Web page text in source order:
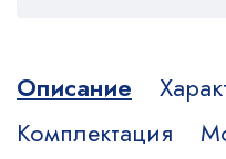
Описание
Комплектация